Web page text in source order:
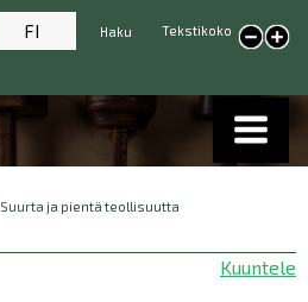
Tekstikoko
Pienennä tekstikokoa
Haku
FI
Suurta ja pientä teollisuutta
Kuuntele